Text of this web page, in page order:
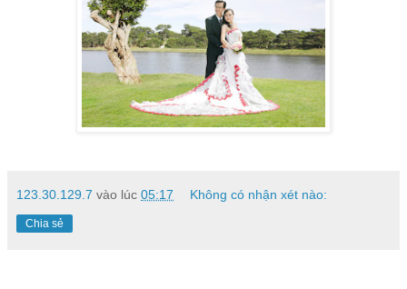
123.30.129.7 vào lúc 05:17 Không có nhận xét nào:
Chia sẻ